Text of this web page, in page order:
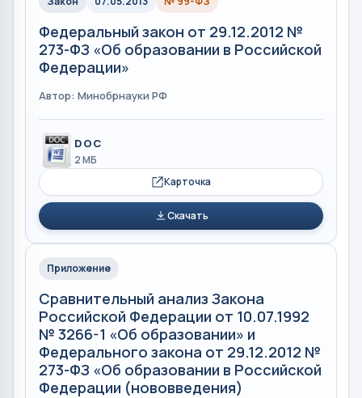
Федеральный закон от 29.12.2012 №
273-ФЗ «Об образовании в Российской
Федерации»
Автор: Минобрнауки РФ
DOC
2 МБ
Карточка
Скачать
Приложение
Сравнительный анализ Закона
Российской Федерации от 10.07.1992
№ 3266-1 «Об образовании» и
Федерального закона от 29.12.2012 №
273-ФЗ «Об образовании в Российской
Федерации (нововведения)